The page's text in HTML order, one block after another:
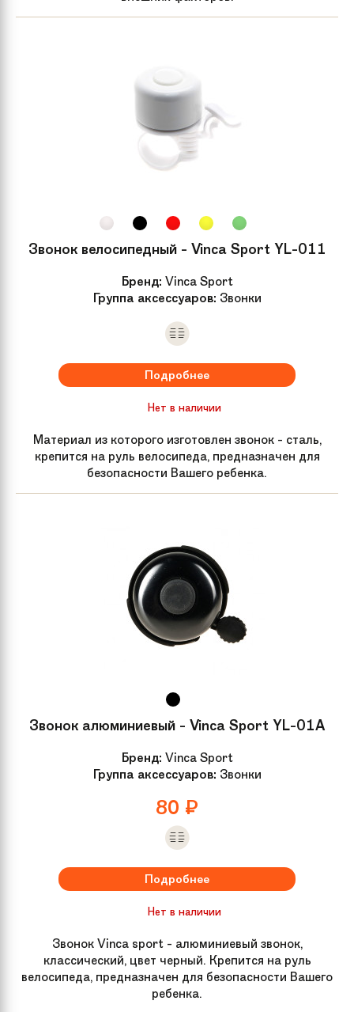
Приставные колеса, стальные
крылья, багажник, флаг и рюкзак.
Y-рама
Материал рамы Сталь
Ножной
Звонок велосипедный - Vinca Sport YL-011
Бренд: Vinca Sport
Группа аксессуаров: Звонки
Подробнее
Нет в наличии
Материал из которого изготовлен звонок - сталь,
крепится на руль велосипеда, предназначен для
безопасности Вашего ребенка.
Звонок алюминиевый - Vinca Sport YL-01A
Бренд: Vinca Sport
Группа аксессуаров: Звонки
80 ₽
Подробнее
Нет в наличии
Звонок Vinca sport - алюминиевый звонок,
классический, цвет черный. Крепится на руль
велосипеда, предназначен для безопасности Вашего
ребенка.